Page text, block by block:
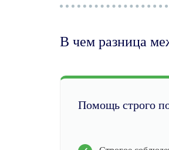
В чем разница
Помощь строго